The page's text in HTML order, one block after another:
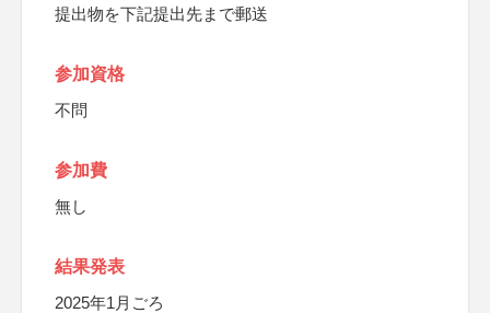
提出物を下記提出先まで郵送
参加資格
不問
参加費
無し
結果発表
2025年1月ごろ